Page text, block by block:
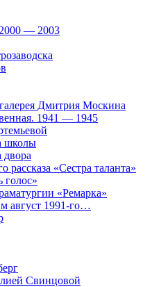
— 2003
Дмитрия Москина
1941 — 1945
школы
двора
рассказа «Сестра таланта»
голос»
«Ремарка»
август 1991-го…
Свинцовой